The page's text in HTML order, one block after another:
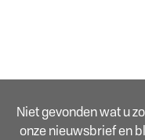
Niet gevonden wat u
onze nieuwsbrief en